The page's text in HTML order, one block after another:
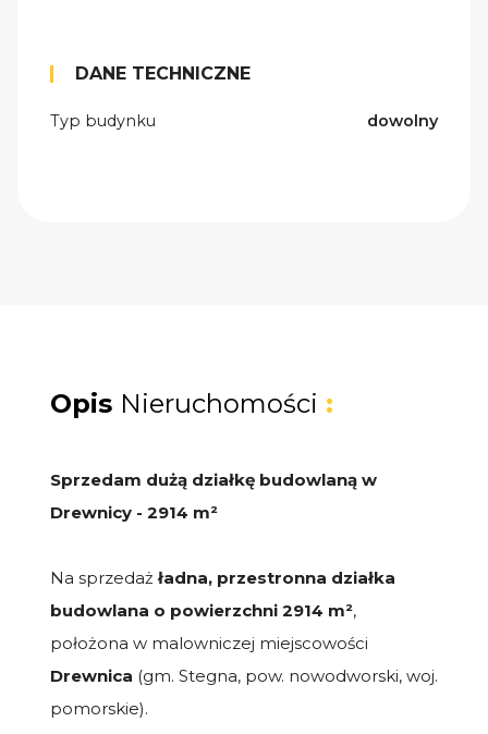
DANE TECHNICZNE
Typ budynku dowolny
Opis Nieruchomości :
Sprzedam dużą działkę budowlaną w
Drewnicy - 2914 m²
Na sprzedaż ładna, przestronna działka
budowlana o powierzchni 2914 m²,
położona w malowniczej miejscowości
Drewnica (gm. Stegna, pow. nowodworski, woj.
pomorskie).